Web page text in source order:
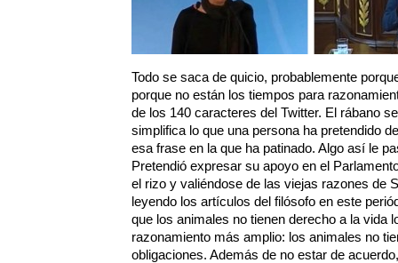
Todo se saca de quicio, probablemente
porque no están los tiempos para
de los 140 caracteres del Twitter. El rábano
simplifica lo que una persona ha pretendido
esa frase en la que ha patinado. Algo así le
Pretendió expresar su apoyo en el
el rizo y valiéndose de las viejas razones de
leyendo los artículos del filósofo en este
que los animales no tienen derecho a la vida
razonamiento más amplio: los animales no
obligaciones. Además de no estar de